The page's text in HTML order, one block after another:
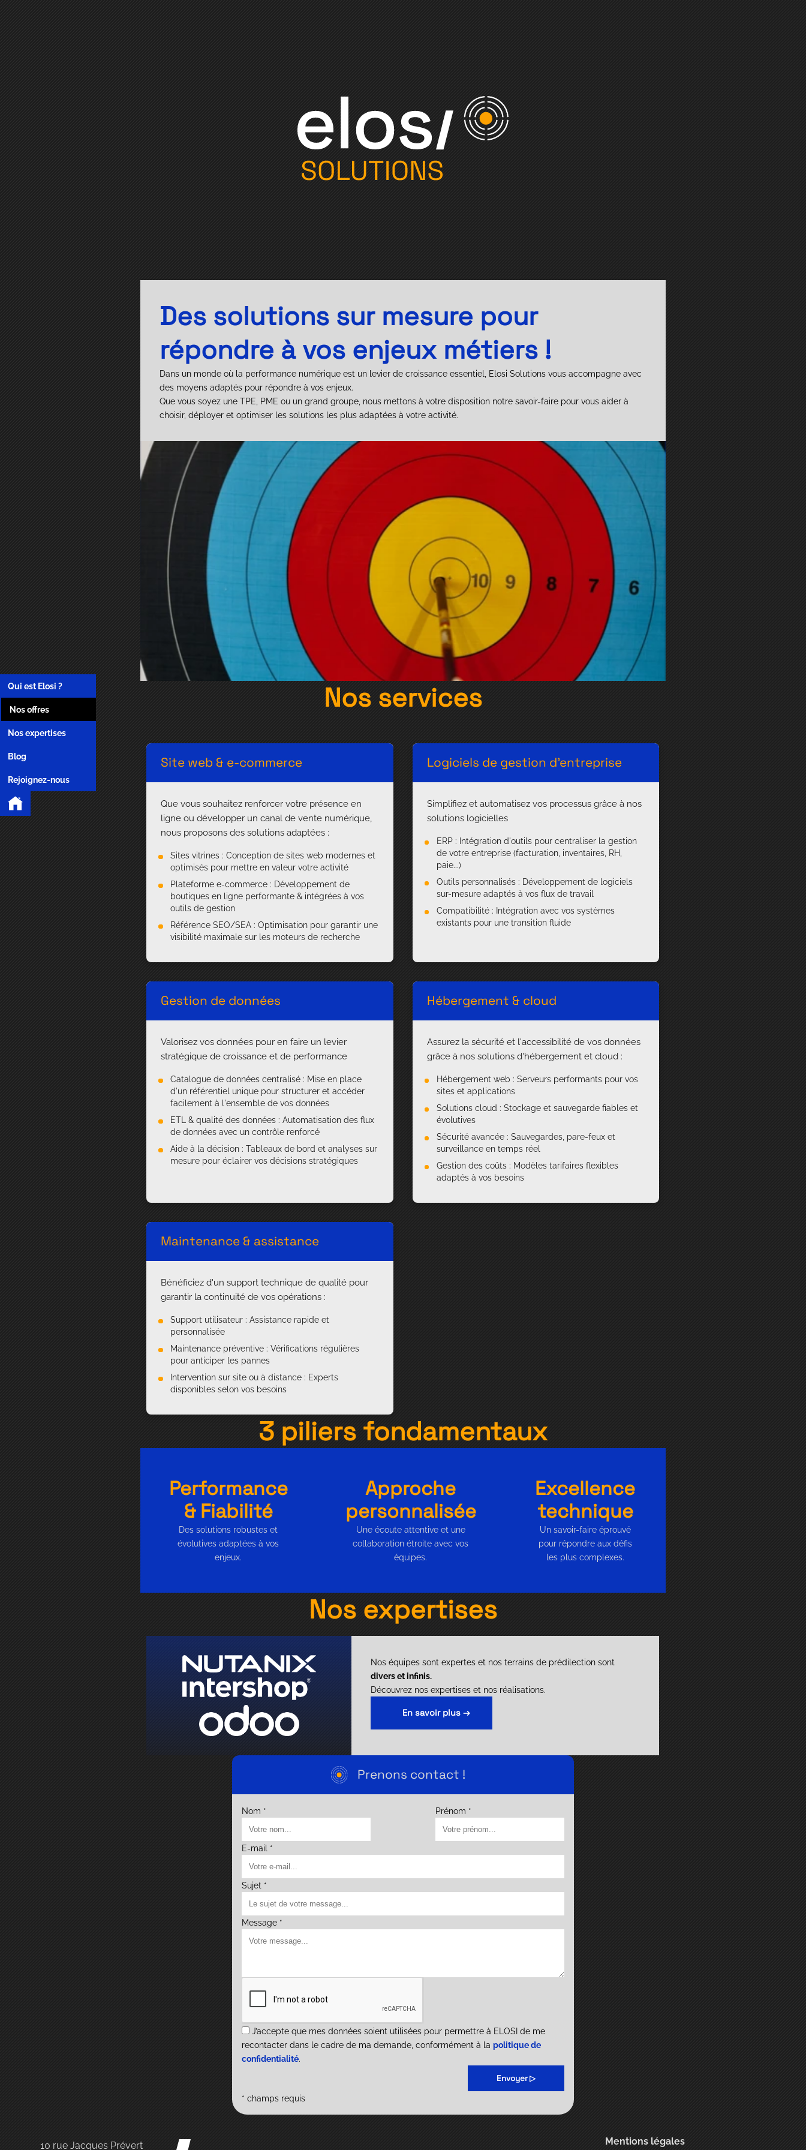
Qui est Elosi ?
Nos offres
Nos expertises
Blog
Rejoignez-nous
Des solutions sur mesure pour
répondre à vos enjeux métiers !
Dans un monde où la performance numérique est un levier de croissance essentiel, Elosi Solutions vous accompagne avec
des moyens adaptés pour répondre à vos enjeux.
Que vous soyez une TPE, PME ou un grand groupe, nous mettons à votre disposition notre savoir-faire pour vous aider à
choisir, déployer et optimiser les solutions les plus adaptées à votre activité.
Nos services
Site web & e-commerce
Que vous souhaitez renforcer votre présence en
ligne ou développer un canal de vente numérique,
nous proposons des solutions adaptées :
Sites vitrines : Conception de sites web modernes et
optimisés pour mettre en valeur votre activité
Plateforme e-commerce : Développement de
boutiques en ligne performante & intégrées à vos
outils de gestion
Référence SEO/SEA : Optimisation pour garantir une
visibilité maximale sur les moteurs de recherche
Logiciels de gestion d'entreprise
Simplifiez et automatisez vos processus grâce à nos
solutions logicielles
ERP : Intégration d'outils pour centraliser la gestion
de votre entreprise (facturation, inventaires, RH,
paie...)
Outils personnalisés : Développement de logiciels
sur-mesure adaptés à vos flux de travail
Compatibilité : Intégration avec vos systèmes
existants pour une transition fluide
Gestion de données
Valorisez vos données pour en faire un levier
stratégique de croissance et de performance
Catalogue de données centralisé : Mise en place
d'un référentiel unique pour structurer et accéder
facilement à l'ensemble de vos données
ETL & qualité des données : Automatisation des flux
de données avec un contrôle renforcé
Aide à la décision : Tableaux de bord et analyses sur
mesure pour éclairer vos décisions stratégiques
Hébergement & cloud
Assurez la sécurité et l'accessibilité de vos données
grâce à nos solutions d'hébergement et cloud :
Hébergement web : Serveurs performants pour vos
sites et applications
Solutions cloud : Stockage et sauvegarde fiables et
évolutives
Sécurité avancée : Sauvegardes, pare-feux et
surveillance en temps réel
Gestion des coûts : Modèles tarifaires flexibles
adaptés à vos besoins
Maintenance & assistance
Bénéficiez d'un support technique de qualité pour
garantir la continuité de vos opérations :
Support utilisateur : Assistance rapide et
personnalisée
Maintenance préventive : Vérifications régulières
pour anticiper les pannes
Intervention sur site ou à distance : Experts
disponibles selon vos besoins
3 piliers fondamentaux
Performance
& Fiabilité
Des solutions robustes et
évolutives adaptées à vos
enjeux.
Approche
personnalisée
Une écoute attentive et une
collaboration étroite avec vos
équipes.
Excellence
technique
Un savoir-faire éprouvé
pour répondre aux défis
les plus complexes.
Nos expertises
Nos équipes sont expertes et nos terrains de prédilection sont
divers et infinis.
Découvrez nos expertises et nos réalisations.
En savoir plus →
Prenons contact !
Nom * Prénom *
E-mail *
Sujet *
Message *
J’accepte que mes données soient utilisées pour permettre à ELOSI de me
recontacter dans le cadre de ma demande, conformément à lapolitique de
confidentialité.
Envoyer ▷
* champs requis
10 rue Jacques Prévert Mentions légales